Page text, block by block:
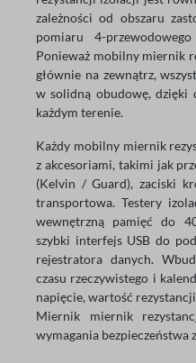
zależności od obszaru
pomiaru 4-
Ponieważ mobilny miernik
głównie na zewnątrz,
w solidną obudowę, dzięki
każdym terenie.
Każdy mobilny miernik
z akcesoriami, takimi jak
(Kelvin / Guard), zaciski
transportowa. Testery
wewnętrzną pamięć do
szybki interfejs USB do
rejestratora danych.
czasu rzeczywistego i
napięcie, wartość
Miernik miernik
wymagania bezpieczeństwa